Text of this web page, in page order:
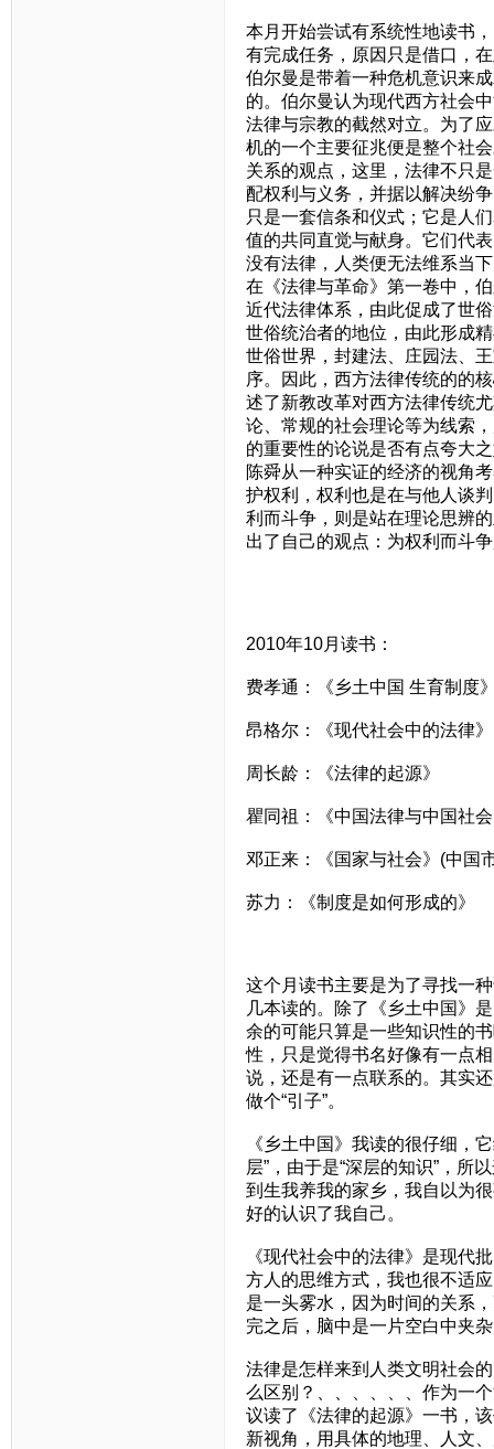
本月开始尝试有系统性地读书
有完成任务，原因只是借口，
伯尔曼是带着一种危机意识来
的。伯尔曼认为现代西方社会
法律与宗教的截然对立。为了
机的一个主要征兆便是整个社
关系的观点，这里，法律不只
配权利与义务，并据以解决纷
只是一套信条和仪式；它是人
值的共同直觉与献身。它们代
没有法律，人类便无法维系当
在《法律与革命》第一卷中，
近代法律体系，由此促成了世
世俗统治者的地位，由此形成
世俗世界，封建法、庄园法、
序。因此，西方法律传统的的
述了新教改革对西方法律传统
论、常规的社会理论等为线索
的重要性的论说是否有点夸大
陈舜从一种实证的经济的视角
护权利，权利也是在与他人谈
利而斗争，则是站在理论思辨
出了自己的观点：为权利而斗
2010年10月读书：
费孝通：《乡土中国 生育制度
昂格尔：《现代社会中的法律》
周长龄：《法律的起源》
瞿同祖：《中国法律与中国社
邓正来：《国家与社会》(中国
苏力：《制度是如何形成的》
这个月读书主要是为了寻找一
几本读的。除了《乡土中国》
余的可能只算是一些知识性的
性，只是觉得书名好像有一点
说，还是有一点联系的。其实
做个“引子”。
《乡土中国》我读的很仔细，
层”，由于是“深层的知识”，所
到生我养我的家乡，我自以为
好的认识了我自己。
《现代社会中的法律》是现代
方人的思维方式，我也很不适
是一头雾水，因为时间的关系
完之后，脑中是一片空白中夹
法律是怎样来到人类文明社会
么区别？、、、、、、作为一
议读了《法律的起源》一书，
新视角，用具体的地理、人文